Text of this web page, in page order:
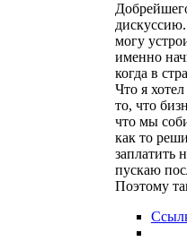
могу
именно
когда в
Что я
то, что
что мы
как то
заплатить
пускаю
Поэтому